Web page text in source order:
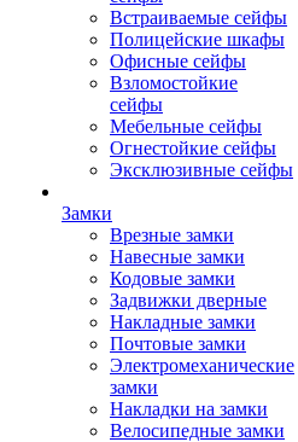
Встраиваемые сейфы
Полицейские шкафы
Офисные сейфы
Взломостойкие
сейфы
Мебельные сейфы
Огнестойкие сейфы
Эксклюзивные сейфы
Замки
Врезные замки
Навесные замки
Кодовые замки
Задвижки дверные
Накладные замки
Почтовые замки
Электромеханические
замки
Накладки на замки
Велосипедные замки